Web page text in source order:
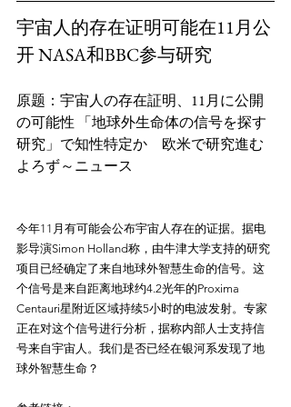
宇宙人的存在证明可能在11月公
开 NASA和BBC参与研究
原题：宇宙人の存在証明、11月に公開
の可能性 「地球外生命体の信号を探す
研究」で知性特定か　欧米で研究進む
今年11月有可能会公布宇宙人存在的证据。据电
影导演Simon Holland称，由牛津大学支持的研究
项目已经确定了来自地球外智慧生命的信号。这
个信号是来自距离地球约4.2光年的Proxima
Centauri星附近区域持续5小时的电波发射。专家
正在对这个信号进行分析，据称内部人士支持信
号来自宇宙人。我们是否已经在银河系发现了地